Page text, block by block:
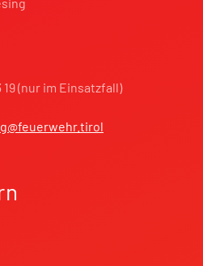
(nur im Einsatzfall)